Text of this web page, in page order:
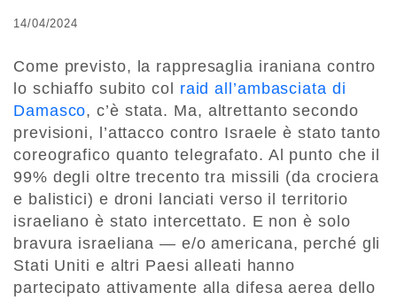
14/04/2024
Come previsto, la rappresaglia iraniana contro
lo schiaffo subito col raid all’ambasciata di
Damasco, c’è stata. Ma, altrettanto secondo
previsioni, l’attacco contro Israele è stato tanto
coreografico quanto telegrafato. Al punto che il
99% degli oltre trecento tra missili (da crociera
e balistici) e droni lanciati verso il territorio
israeliano è stato intercettato. E non è solo
bravura israeliana — e/o americana, perché gli
Stati Uniti e altri Paesi alleati hanno
partecipato attivamente alla difesa aerea dello